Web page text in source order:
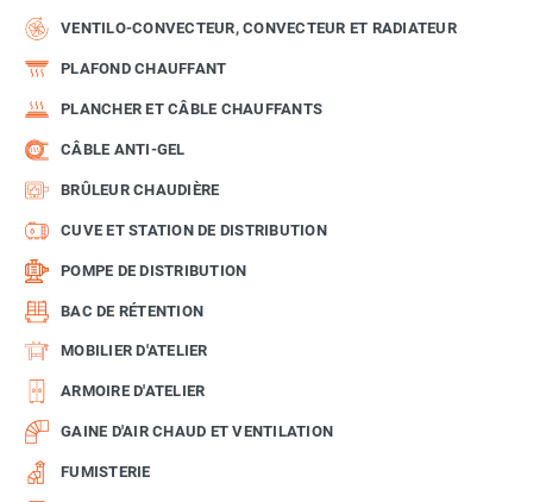
VENTILO-CONVECTEUR, CONVECTEUR ET RADIATEUR
PLAFOND CHAUFFANT
PLANCHER ET CÂBLE CHAUFFANTS
CÂBLE ANTI-GEL
BRÛLEUR CHAUDIÈRE
CUVE ET STATION DE DISTRIBUTION
POMPE DE DISTRIBUTION
BAC DE RÉTENTION
MOBILIER D'ATELIER
ARMOIRE D'ATELIER
GAINE D'AIR CHAUD ET VENTILATION
FUMISTERIE